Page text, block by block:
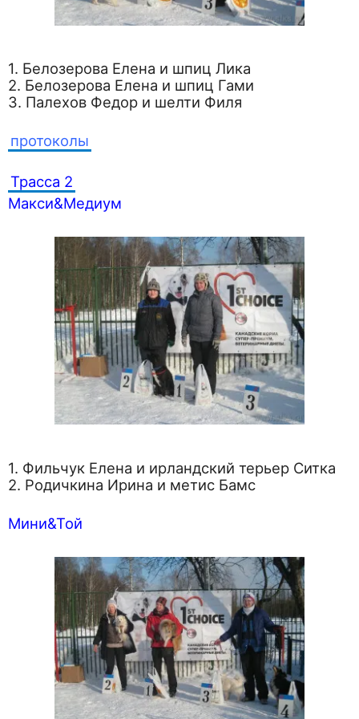
1. Белозерова Елена и шпиц Лика
2. Белозерова Елена и шпиц Гами
3. Палехов Федор и шелти Филя
протоколы
Трасса 2
Макси&Медиум
1. Фильчук Елена и ирландский терьер Ситка
2. Родичкина Ирина и метис Бамс
Мини&Той